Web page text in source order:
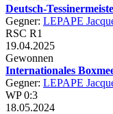
Deutsch-
Gegner: LEPAPE
RSC R1
19.04.2025
Gewonnen
Internationales
Gegner: LEPAPE
WP 0:3
18.05.2024